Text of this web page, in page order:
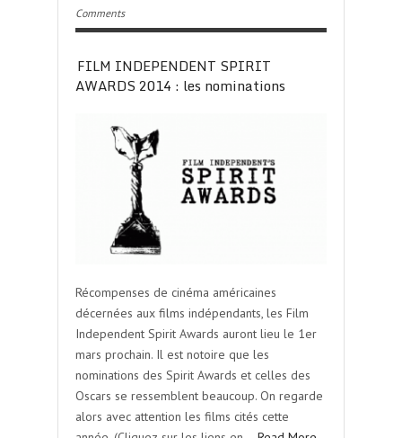
Comments
FILM INDEPENDENT SPIRIT
AWARDS 2014 : les nominations
Récompenses de cinéma américaines
décernées aux films indépendants, les Film
Independent Spirit Awards auront lieu le 1er
mars prochain. Il est notoire que les
nominations des Spirit Awards et celles des
Oscars se ressemblent beaucoup. On regarde
alors avec attention les films cités cette